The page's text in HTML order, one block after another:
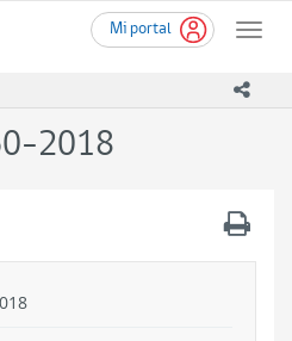
Mi portal
Toggle
2018